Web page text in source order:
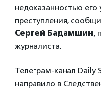
недоказанностью его
преступления,
Сергей Бадамшин,
журналиста.
Телеграм-канал
направило в